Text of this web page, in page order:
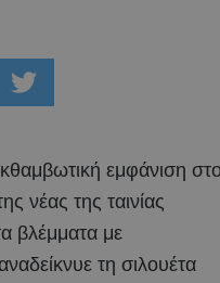
εμφάνιση
νέας της ταινίας
βλέμματα με
τη σιλουέτα